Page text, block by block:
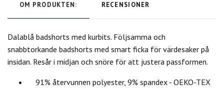
OM PRODUKTEN: RECENSIONER
Dalablå badshorts med kurbits. Följsamma och
snabbtorkande badshorts med smart ficka för värdesaker på
insidan. Resår i midjan och snöre för att justera passformen.
91% återvunnen polyester, 9% spandex - OEKO-TEX